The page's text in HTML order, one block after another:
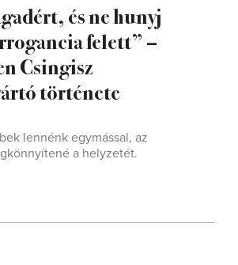
és ne hunyj
felett” –
Csingisz
története
lennénk egymással, az
a helyzetét.